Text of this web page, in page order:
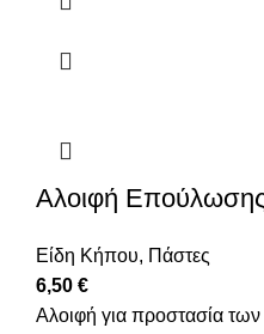
Αλοιφή
Είδη Κήπου, Πάστες
6,50 €
Αλοιφή για προστασία των